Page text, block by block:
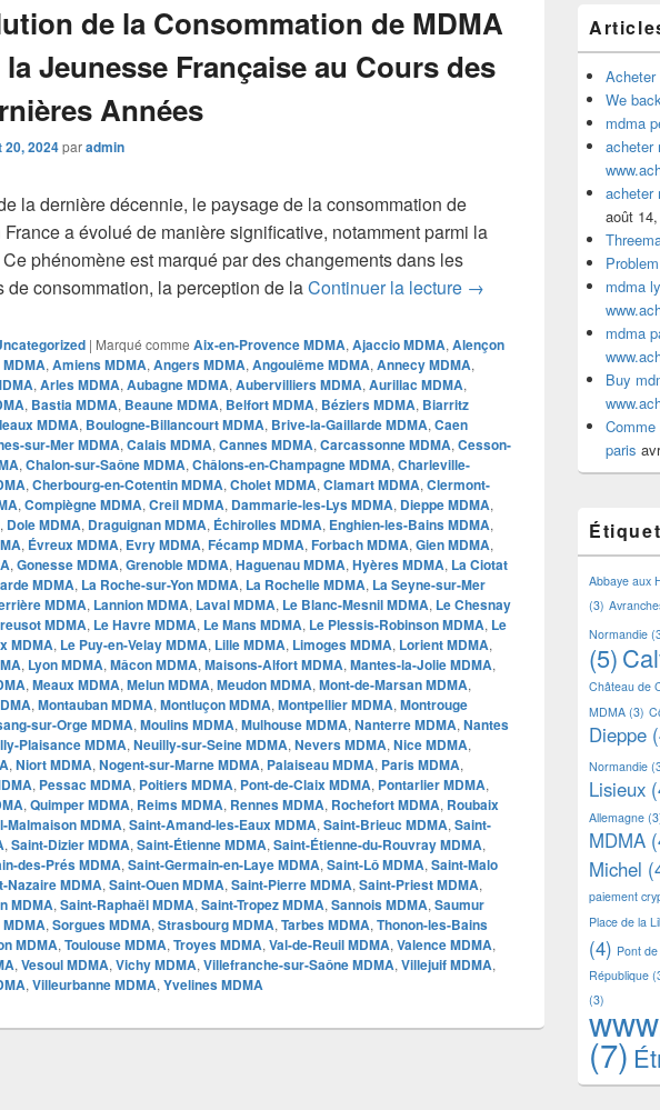
de la Consommation de MDMA
Jeunesse Française au Cours des
Années
20, 2024paradmin
la dernière décennie, le paysage de la consommation de
France a évolué de manière significative, notamment parmi la
phénomène est marqué par des changements dans les
de consommation, la perception de laContinuer la lecture L’Évolution de la
→
| Marqué comme Aix-en-Provence MDMA, Ajaccio MDMA, Alençon
, Amiens MDMA, Angers MDMA, Angoulême MDMA, Annecy MDMA,
, Arles MDMA, Aubagne MDMA, Aubervilliers MDMA, Aurillac MDMA,
, Bastia MDMA, Beaune MDMA, Belfort MDMA, Béziers MDMA, Biarritz
MDMA, Boulogne-Billancourt MDMA, Brive-la-Gaillarde MDMA, Caen
sur-Mer MDMA, Calais MDMA, Cannes MDMA, Carcassonne MDMA, Cesson-
, Chalon-sur-Saône MDMA, Châlons-en-Champagne MDMA, Charleville-
, Cherbourg-en-Cotentin MDMA, Cholet MDMA, Clamart MDMA, Clermont-
, Compiègne MDMA, Creil MDMA, Dammarie-les-Lys MDMA, Dieppe MDMA,
, Dole MDMA, Draguignan MDMA, Échirolles MDMA, Enghien-les-Bains MDMA,
, Évreux MDMA, Evry MDMA, Fécamp MDMA, Forbach MDMA, Gien MDMA,
, Gonesse MDMA, Grenoble MDMA, Haguenau MDMA, Hyères MDMA, La Ciotat
MDMA, La Roche-sur-Yon MDMA, La Rochelle MDMA, La Seyne-sur-Mer
MDMA, Lannion MDMA, Laval MDMA, Le Blanc-Mesnil MDMA, Le Chesnay
MDMA, Le Havre MDMA, Le Mans MDMA, Le Plessis-Robinson MDMA, Le
MDMA, Le Puy-en-Velay MDMA, Lille MDMA, Limoges MDMA, Lorient MDMA,
, Lyon MDMA, Mâcon MDMA, Maisons-Alfort MDMA, Mantes-la-Jolie MDMA,
, Meaux MDMA, Melun MDMA, Meudon MDMA, Mont-de-Marsan MDMA,
, Montauban MDMA, Montluçon MDMA, Montpellier MDMA, Montrouge
sur-Orge MDMA, Moulins MDMA, Mulhouse MDMA, Nanterre MDMA, Nantes
Plaisance MDMA, Neuilly-sur-Seine MDMA, Nevers MDMA, Nice MDMA,
, Niort MDMA, Nogent-sur-Marne MDMA, Palaiseau MDMA, Paris MDMA,
, Pessac MDMA, Poitiers MDMA, Pont-de-Claix MDMA, Pontarlier MDMA,
, Quimper MDMA, Reims MDMA, Rennes MDMA, Rochefort MDMA, Roubaix
Malmaison MDMA, Saint-Amand-les-Eaux MDMA, Saint-Brieuc MDMA, Saint-
, Saint-Dizier MDMA, Saint-Étienne MDMA, Saint-Étienne-du-Rouvray MDMA,
des-Prés MDMA, Saint-Germain-en-Laye MDMA, Saint-Lô MDMA, Saint-Malo
Nazaire MDMA, Saint-Ouen MDMA, Saint-Pierre MDMA, Saint-Priest MDMA,
MDMA, Saint-Raphaël MDMA, Saint-Tropez MDMA, Sannois MDMA, Saumur
, Sorgues MDMA, Strasbourg MDMA, Tarbes MDMA, Thonon-les-Bains
MDMA, Toulouse MDMA, Troyes MDMA, Val-de-Reuil MDMA, Valence MDMA,
, Vesoul MDMA, Vichy MDMA, Villefranche-sur-Saône MDMA, Villejuif MDMA,
, Villeurbanne MDMA, Yvelines MDMA
Acheter
We
mdma
acheter
acheter
août
mdma
mdma
Buy
paris
Abbaye aux
(3)
Normandie
(5)
Château de
MDMA (3)
Dieppe
Normandie
Lisieux
Allemagne
MDMA
Michel
paiement
Place de la
(4) Pont
République
(3)
(7)